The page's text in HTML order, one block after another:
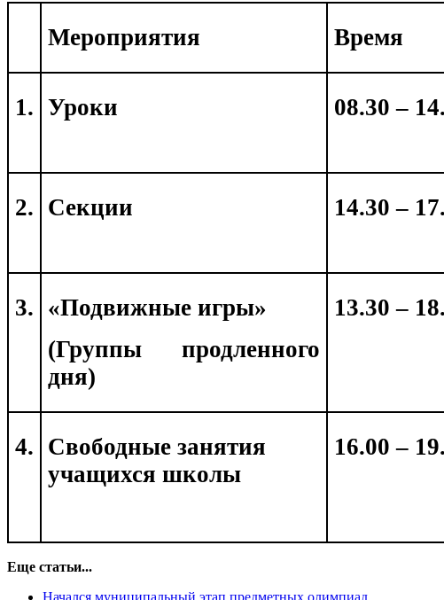
Мероприятия Время
1. Уроки 08.30 –
2. Секции 14.30 –
3. «Подвижные игры»
(Группы продленного
дня)
13.30 –
4. Свободные занятия
учащихся школы
16.00 –
Еще статьи...